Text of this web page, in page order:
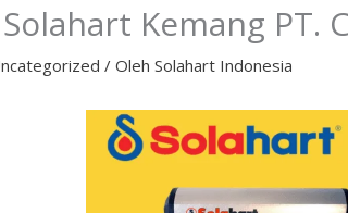
Kemang PT.
/ OlehSolahart Indonesia